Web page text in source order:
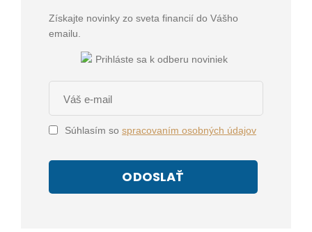
Získajte novinky zo sveta financií do Vášho
emailu.
Súhlasím so spracovaním osobných údajov
ODOSLAŤ